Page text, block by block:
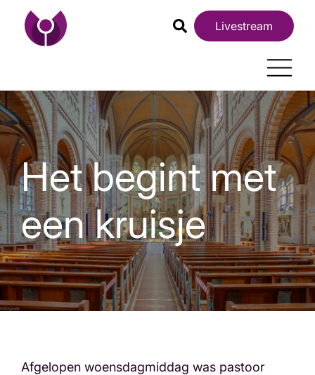
Livestream
Het begint met
een kruisje
Afgelopen woensdagmiddag was pastoor